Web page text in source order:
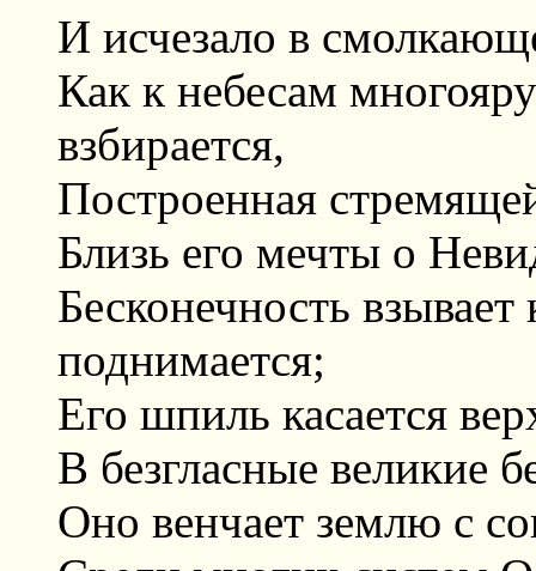
И исчезало в
Как к небесам
взбирается,
Построенная
Близь его мечты о
Бесконечность
поднимается;
Его шпиль касается
В безгласные великие
Оно венчает землю с